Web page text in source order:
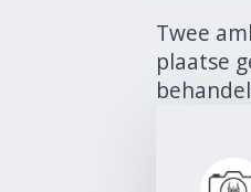
Twee
plaatse